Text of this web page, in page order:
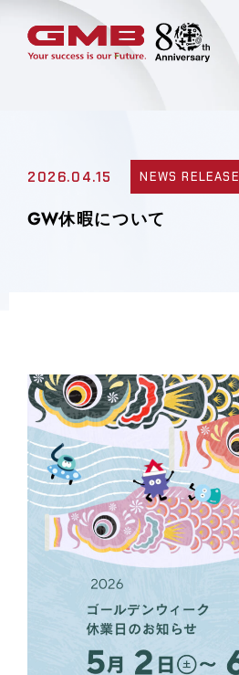
2026.04.15 NEWS RELEASE
GW休暇について